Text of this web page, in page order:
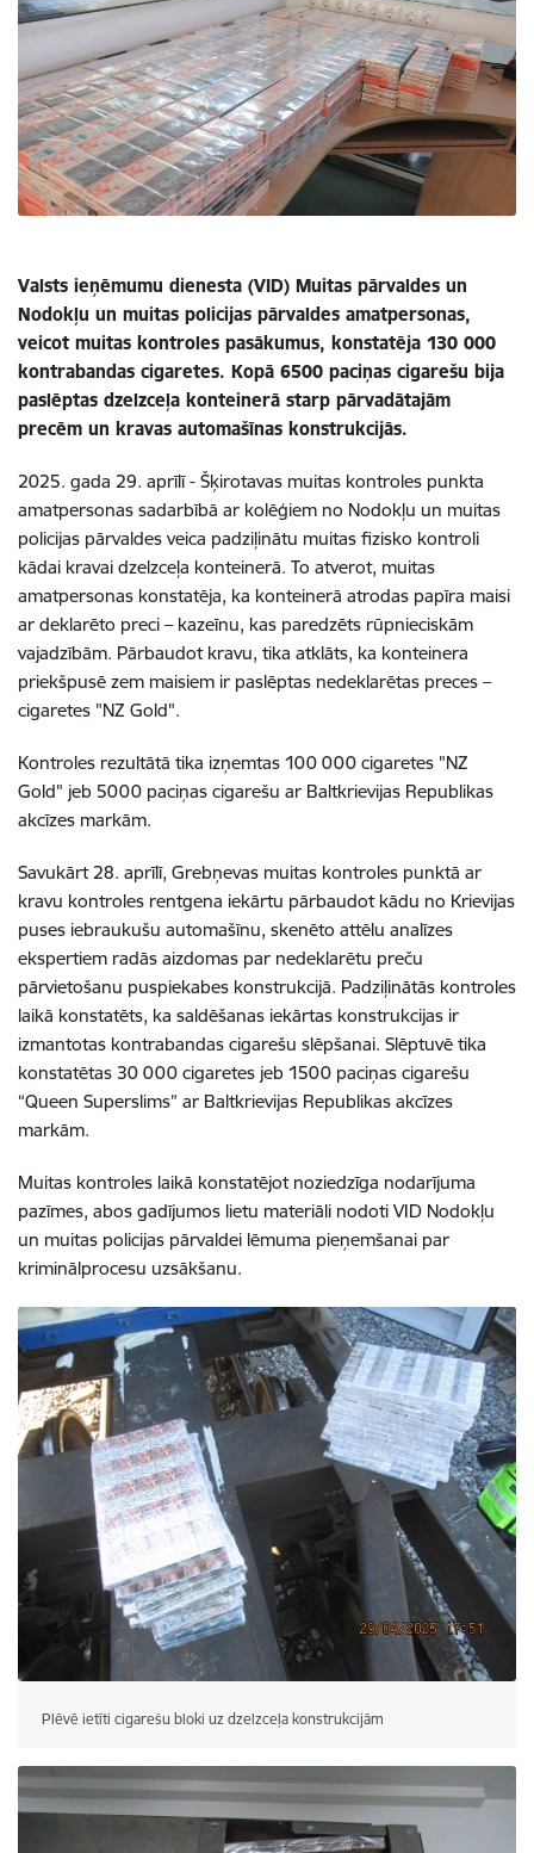
Valsts ieņēmumu dienesta (VID) Muitas pārvaldes un
Nodokļu un muitas policijas pārvaldes amatpersonas,
veicot muitas kontroles pasākumus, konstatēja 130 000
kontrabandas cigaretes. Kopā 6500 paciņas cigarešu bija
paslēptas dzelzceļa konteinerā starp pārvadātajām
precēm un kravas automašīnas konstrukcijās.
2025. gada 29. aprīlī - Šķirotavas muitas kontroles punkta
amatpersonas sadarbībā ar kolēģiem no Nodokļu un muitas
policijas pārvaldes veica padziļinātu muitas fizisko kontroli
kādai kravai dzelzceļa konteinerā. To atverot, muitas
amatpersonas konstatēja, ka konteinerā atrodas papīra maisi
ar deklarēto preci – kazeīnu, kas paredzēts rūpnieciskām
vajadzībām. Pārbaudot kravu, tika atklāts, ka konteinera
priekšpusē zem maisiem ir paslēptas nedeklarētas preces –
cigaretes "NZ Gold".
Kontroles rezultātā tika izņemtas 100 000 cigaretes "NZ
Gold" jeb 5000 paciņas cigarešu ar Baltkrievijas Republikas
akcīzes markām.
Savukārt 28. aprīlī, Grebņevas muitas kontroles punktā ar
kravu kontroles rentgena iekārtu pārbaudot kādu no Krievijas
puses iebraukušu automašīnu, skenēto attēlu analīzes
ekspertiem radās aizdomas par nedeklarētu preču
pārvietošanu puspiekabes konstrukcijā. Padziļinātās kontroles
laikā konstatēts, ka saldēšanas iekārtas konstrukcijas ir
izmantotas kontrabandas cigarešu slēpšanai. Slēptuvē tika
konstatētas 30 000 cigaretes jeb 1500 paciņas cigarešu
“Queen Superslims” ar Baltkrievijas Republikas akcīzes
markām.
Muitas kontroles laikā konstatējot noziedzīga nodarījuma
pazīmes, abos gadījumos lietu materiāli nodoti VID Nodokļu
un muitas policijas pārvaldei lēmuma pieņemšanai par
kriminālprocesu uzsākšanu.
Plēvē ietīti cigarešu bloki uz dzelzceļa konstrukcijām